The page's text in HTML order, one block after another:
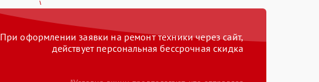
При оформлении заявки на ремонт техники через сайт,
действует персональная бессрочная скидка